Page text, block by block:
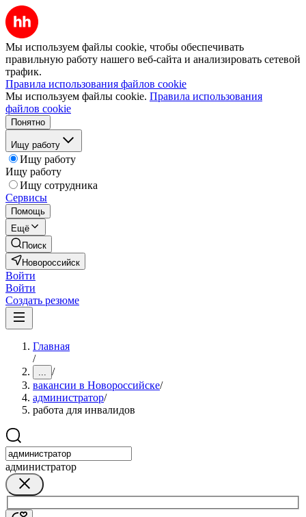
Мы используем файлы cookie, чтобы обеспечивать
правильную работу нашего веб-сайта и анализировать сетевой
трафик.
Правила использования файлов cookie
Мы используем файлы cookie. Правила использования
файлов cookie
Понятно
Ищу работу
Ищу работу
Ищу работу
Ищу сотрудника
Сервисы
Помощь
Ещё
Поиск
Новороссийск
Войти
Войти
Создать резюме
Главная
/
... /
вакансии в Новороссийске/
администратор/
работа для инвалидов
администратор